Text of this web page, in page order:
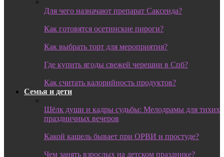
Для чего назначают препарат Саксенда?
Как готовятся осетинские пироги?
Как выбрать торт для мероприятия?
Где купить ягоды свежей черешни в Спб?
Как считать калорийность продуктов?
Семья и дети
Шёлк души и кадры судьбы: Мелодрамы для тихих
праздничных вечеров
Какой кашель бывает при ОРВИ и простуде?
Чем занять взрослых на детском празднике?